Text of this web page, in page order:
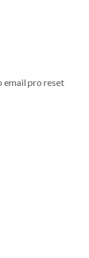
email pro reset